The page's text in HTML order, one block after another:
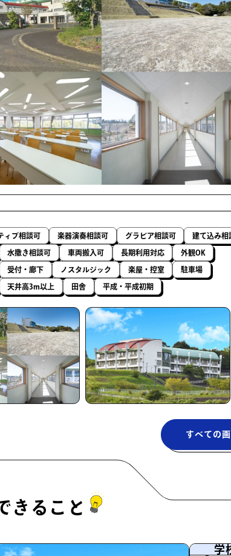
ィブ相談可 楽器演奏相談可 グラビア相談可 建て込み相
水撒き相談可 車両搬入可 長期利用対応 外観OK
受付・廊下 ノスタルジック 楽屋・控室 駐車場
天井高3m以上 田舎 平成・平成初期
すべての
きること
学